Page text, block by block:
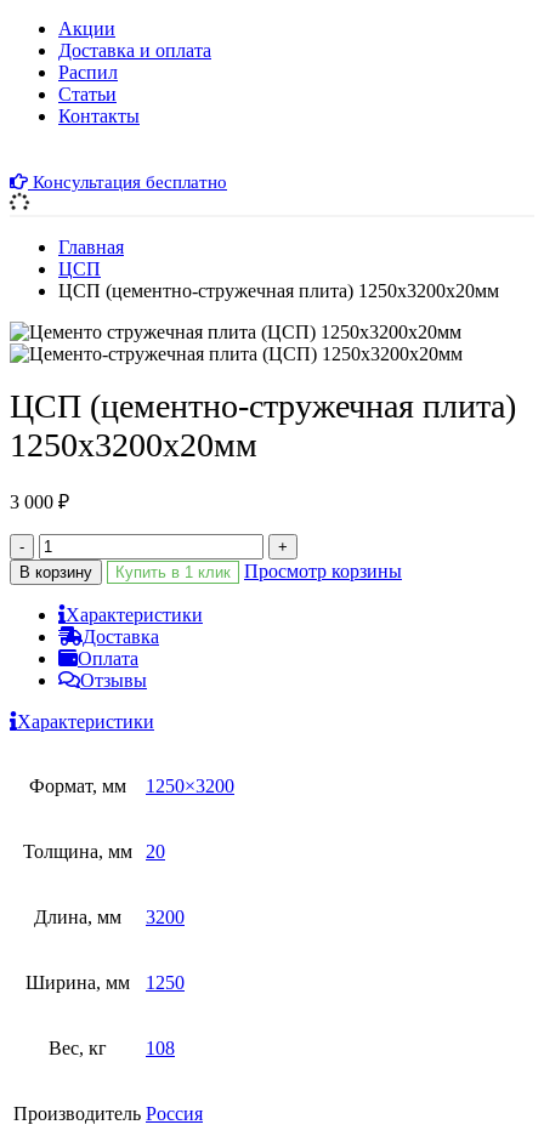
Акции
Доставка и оплата
Распил
Cтатьи
Контакты
Консультация бесплатно
Главная
ЦСП
ЦСП (цементно-стружечная плита) 1250х3200х20мм
ЦСП (цементно-стружечная плита)
1250х3200х20мм
3 000 ₽
-
+
В корзину
Купить в 1 клик Просмотр корзины
Характеристики
Доставка
Оплата
Отзывы
Характеристики
Формат, мм 1250×3200
Толщина, мм 20
Длина, мм 3200
Ширина, мм 1250
Вес, кг 108
Производитель Россия